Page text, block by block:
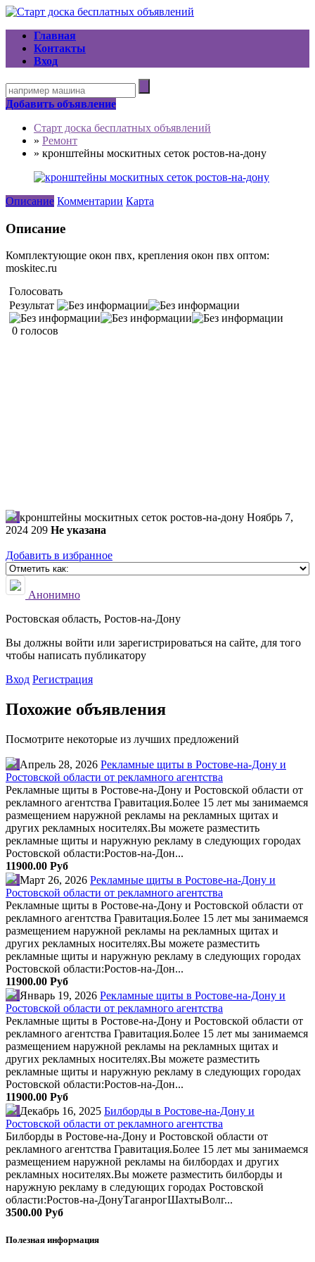
Главная
Контакты
Вход
Добавить объявление
Старт доска бесплатных объявлений
» Ремонт
» кронштейны москитных сеток ростов-на-дону
Описание Комментарии Карта
Описание
Комплектующие окон пвх, крепления окон пвх оптом:
moskitec.ru
Голосовать
Результат
0 голосов
кронштейны москитных сеток ростов-на-дону Ноябрь 7,
2024 209 Не указана
Добавить в избранное
Анонимно
Ростовская область, Ростов-на-Дону
Вы должны войти или зарегистрироваться на сайте, для того
чтобы написать публикатору
Вход Регистрация
Похожие объявления
Посмотрите некоторые из лучших предложений
Апрель 28, 2026 Рекламные щиты в Ростове-на-Дону и
Ростовской области от рекламного агентства
Рекламные щиты в Ростове-на-Дону и Ростовской области от
рекламного агентства Гравитация.Более 15 лет мы занимаемся
размещением наружной рекламы на рекламных щитах и
других рекламных носителях.Вы можете разместить
рекламные щиты и наружную рекламу в следующих городах
Ростовской области:Ростов-на-Дон...
11900.00 Руб
Март 26, 2026 Рекламные щиты в Ростове-на-Дону и
Ростовской области от рекламного агентства
Рекламные щиты в Ростове-на-Дону и Ростовской области от
рекламного агентства Гравитация.Более 15 лет мы занимаемся
размещением наружной рекламы на рекламных щитах и
других рекламных носителях.Вы можете разместить
рекламные щиты и наружную рекламу в следующих городах
Ростовской области:Ростов-на-Дон...
11900.00 Руб
Январь 19, 2026 Рекламные щиты в Ростове-на-Дону и
Ростовской области от рекламного агентства
Рекламные щиты в Ростове-на-Дону и Ростовской области от
рекламного агентства Гравитация.Более 15 лет мы занимаемся
размещением наружной рекламы на рекламных щитах и
других рекламных носителях.Вы можете разместить
рекламные щиты и наружную рекламу в следующих городах
Ростовской области:Ростов-на-Дон...
11900.00 Руб
Декабрь 16, 2025 Билборды в Ростове-на-Дону и
Ростовской области от рекламного агентства
Билборды в Ростове-на-Дону и Ростовской области от
рекламного агентства Гравитация.Более 15 лет мы занимаемся
размещением наружной рекламы на билбордах и других
рекламных носителях.Вы можете разместить билборды и
наружную рекламу в следующих городах Ростовской
области:Ростов-на-ДонуТаганрогШахтыВолг...
3500.00 Руб
Полезная информация